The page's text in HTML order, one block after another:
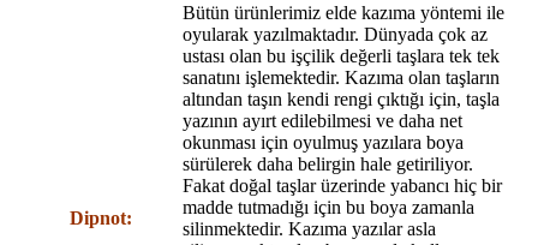
Dipnot:
Bütün ürünlerimiz elde kazıma yöntemi ile
oyularak yazılmaktadır. Dünyada çok az
ustası olan bu işçilik değerli taşlara tek tek
sanatını işlemektedir. Kazıma olan taşların
altından taşın kendi rengi çıktığı için, taşla
yazının ayırt edilebilmesi ve daha net
okunması için oyulmuş yazılara boya
sürülerek daha belirgin hale getiriliyor.
Fakat doğal taşlar üzerinde yabancı hiç bir
madde tutmadığı için bu boya zamanla
silinmektedir. Kazıma yazılar asla